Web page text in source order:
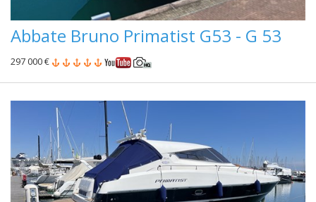
Abbate Bruno Primatist G53 - G 53
297 000 €